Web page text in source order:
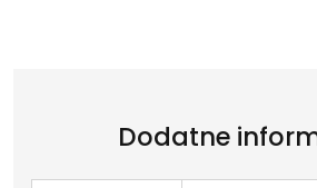
Dodatne